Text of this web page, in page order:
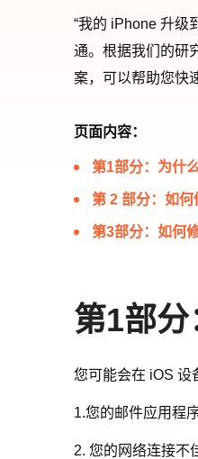
“我的 iPhone 升级
通。根据我们的研
案，可以帮助您快
页面内容：
第1部分：为什
第 2 部分：如
第3部分：如何
第1部
您可能会在 iOS 设
1.您的邮件应用程
2. 您的网络连接不